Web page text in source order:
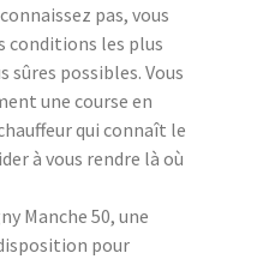
pas, vous
conditions les plus
possibles. Vous
une course en
qui connaît le
à vous rendre là où
Manche 50, une
pour